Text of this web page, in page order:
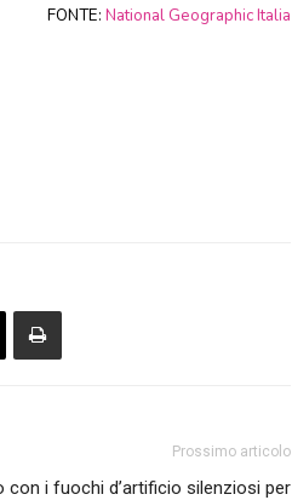
FONTE: National Geographic Italia
Prossimo articolo
con i fuochi d’artificio silenziosi per